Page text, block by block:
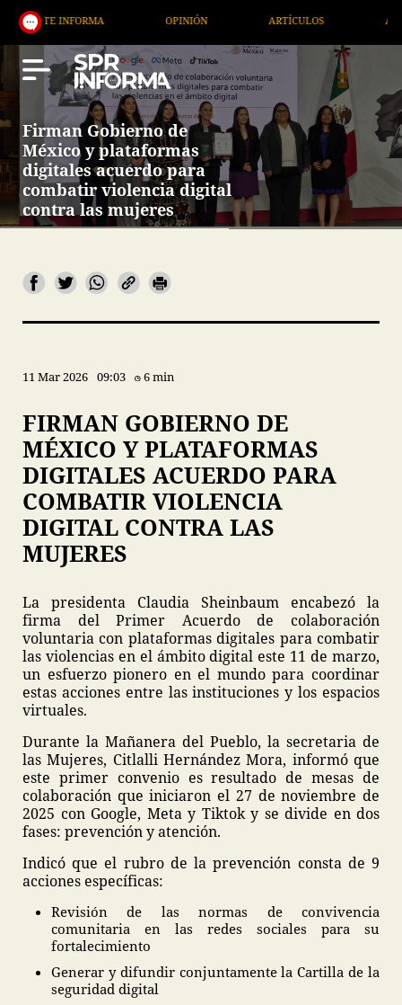
OPINIÓN ARTÍCULOS ARTE /
Firman Gobierno de
México y plataformas
digitales acuerdo para
combatir violencia digital
contra las mujeres
11 Mar 2026 09:03 6 min
FIRMAN GOBIERNO DE
MÉXICO Y PLATAFORMAS
DIGITALES ACUERDO PARA
COMBATIR VIOLENCIA
DIGITAL CONTRA LAS
MUJERES
La presidenta Claudia Sheinbaum encabezó la
firma del Primer Acuerdo de colaboración
voluntaria con plataformas digitales para combatir
las violencias en el ámbito digital este 11 de marzo,
un esfuerzo pionero en el mundo para coordinar
estas acciones entre las instituciones y los espacios
virtuales.
Durante la Mañanera del Pueblo, la secretaria de
las Mujeres, Citlalli Hernández Mora, informó que
este primer convenio es resultado de mesas de
colaboración que iniciaron el 27 de noviembre de
2025 con Google, Meta y Tiktok y se divide en dos
fases: prevención y atención.
Indicó que el rubro de la prevención consta de 9
acciones específicas:
Revisión de las normas de convivencia
comunitaria en las redes sociales para su
fortalecimiento
Generar y difundir conjuntamente la Cartilla de la
seguridad digital